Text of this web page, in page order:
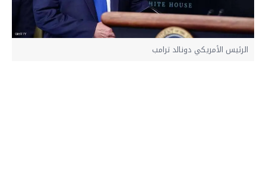
الرئيس الأمريكي دونالد ترامب